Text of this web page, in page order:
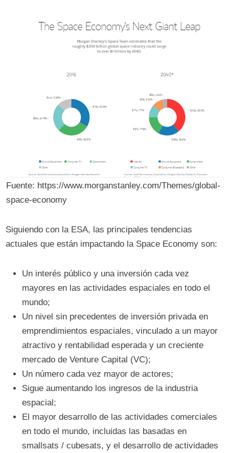
Fuente: https://www.morganstanley.com/Themes/global-
space-economy
Siguiendo con la ESA, las principales tendencias
actuales que están impactando la Space Economy son:
Un interés público y una inversión cada vez
mayores en las actividades espaciales en todo el
mundo;
Un nivel sin precedentes de inversión privada en
emprendimientos espaciales, vinculado a un mayor
atractivo y rentabilidad esperada y un creciente
mercado de Venture Capital (VC);
Un número cada vez mayor de actores;
Sigue aumentando los ingresos de la industria
espacial;
El mayor desarrollo de las actividades comerciales
en todo el mundo, incluidas las basadas en
smallsats / cubesats, y el desarrollo de actividades